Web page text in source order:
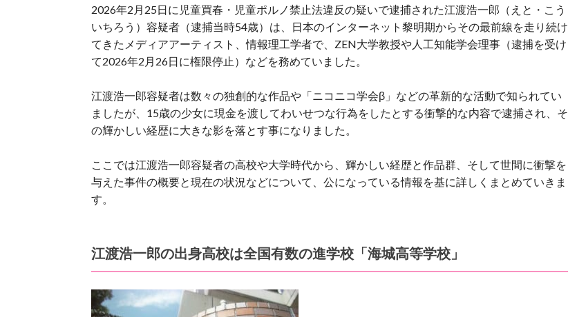
2026年2月25日に児童買春・児童ポルノ禁止法違反の疑いで逮捕された江渡浩一郎（えと・こう
いちろう）容疑者（逮捕当時54歳）は、
日本のインターネット黎明期からその最前線を走り続け
てきたメディアアーティスト、情報理工学者で、 ZEN大学教授や人工知能学会理事（逮捕を受け
て2026年2月26日に権限停止）などを務めていました。
江渡浩一郎容疑者は数々の独創的な作品や「ニコニコ学会β」などの革新的な活動で知られてい
ましたが、15歳の少女に現金を渡してわいせつな行為をしたとする衝撃的な内容で逮捕され、そ
の輝かしい経歴に大きな影を落とす事になりました。
ここでは江渡浩一郎容疑者の高校や大学時代から、 輝かしい経歴と作品群、そして世間に衝撃を
与えた事件の概要と現在の状況などについて、公になっている情報を基に詳しくまとめていきま
す。
江渡浩一郎の出身高校は全国有数の進学校「海城高等学校 」